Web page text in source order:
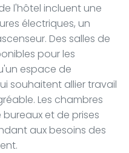
l'hôtel incluent une
électriques, un
Des salles de
pour les
espace de
souhaitent allier travail
Les chambres
et de prises
aux besoins des